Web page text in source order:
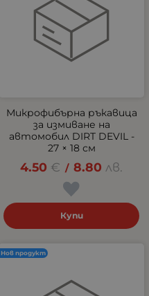
Микрофибърна ръкавица
за измиване на
автомобил DIRT DEVIL -
27 × 18 см
4.50 € / 8.80 лв.
Купи
Нов продукт